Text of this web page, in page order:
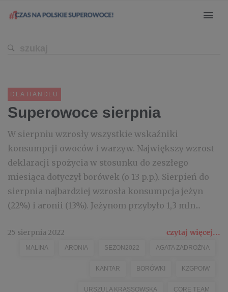
DLA HANDLU
Superowoce sierpnia
W sierpniu wzrosły wszystkie wskaźniki
konsumpcji owoców i warzyw. Największy wzrost
deklaracji spożycia w stosunku do zeszłego
miesiąca dotyczył borówek (o 13 p.p.). Sierpień do
sierpnia najbardziej wzrosła konsumpcja jeżyn
(22%) i aronii (13%). Jeżynom przybyło 1,3 mln...
25 sierpnia 2022 czytaj więcej...
MALINA ARONIA SEZON2022 AGATA ZADROŻNA
KANTAR BORÓWKI KZGPOIW
URSZULA KRASSOWSKA CORE TEAM